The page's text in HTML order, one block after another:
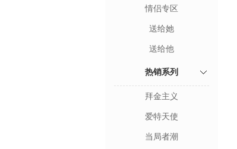
情侣专区
送给她
送给他
热销系列
拜金主义
爱特天使
当局者潮